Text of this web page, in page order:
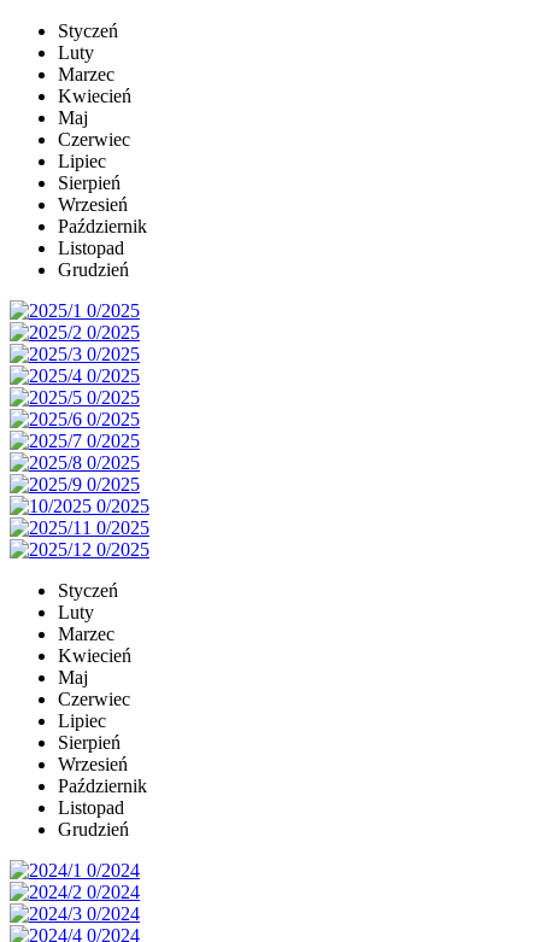
Styczeń
Luty
Marzec
Kwiecień
Maj
Czerwiec
Lipiec
Sierpień
Wrzesień
Październik
Listopad
Grudzień
Styczeń
Luty
Marzec
Kwiecień
Maj
Czerwiec
Lipiec
Sierpień
Wrzesień
Październik
Listopad
Grudzień